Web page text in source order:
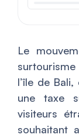
Le
l’île de
une taxe
visiteurs
souhaitant